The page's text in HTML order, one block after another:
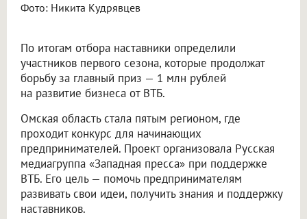
Фото: Никита Кудрявцев
По итогам отбора наставники определили
участников первого сезона, которые продолжат
борьбу за главный приз — 1 млн рублей
на развитие бизнеса от ВТБ.
Омская область стала пятым регионом, где
проходит конкурс для начинающих
предпринимателей. Проект организовала Русская
медиагруппа «Западная пресса» при поддержке
ВТБ. Его цель — помочь предпринимателям
развивать свои идеи, получить знания и поддержку
наставников.